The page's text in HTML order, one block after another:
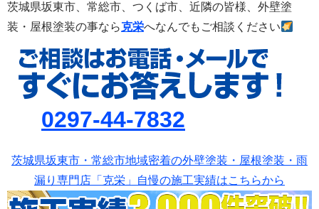
茨城県坂東市、常総市、つくば市、 近隣の皆様、外壁塗
装・屋根塗装の事なら克栄へなんでもご相談ください
0297-44-7832
茨城県坂東市・常総市地域密着の外壁塗装・屋根塗装・雨
漏り専門店「克栄」自慢の施工実績はこちらから